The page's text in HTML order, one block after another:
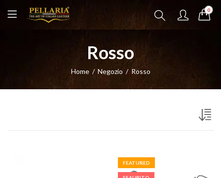
0
Rosso
Home Negozio Rosso
FEATURED